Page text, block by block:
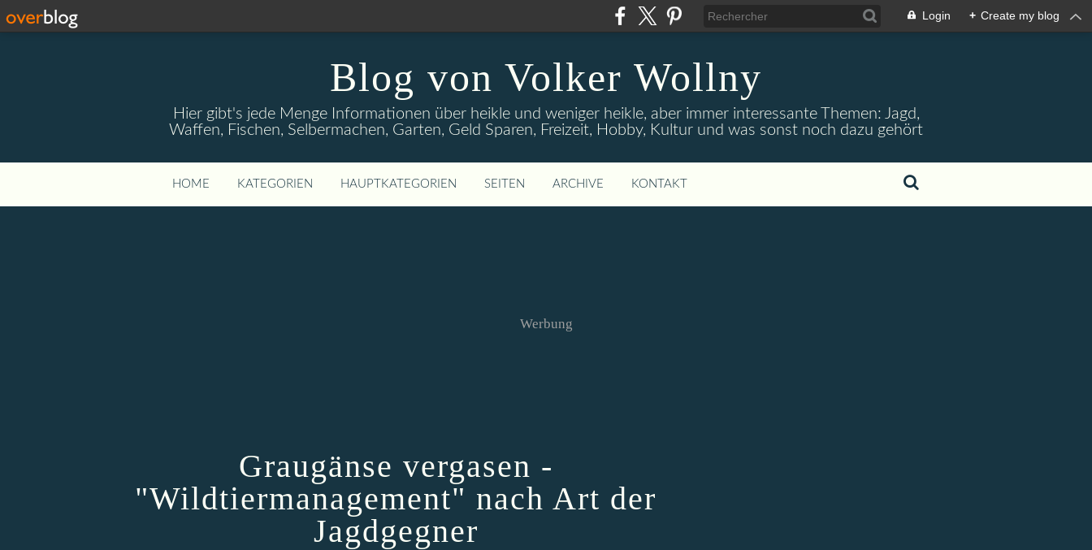
Login + Create my blog
Blog von Volker Wollny
Hier gibt's jede Menge Informationen über heikle und weniger heikle, aber immer interessante Themen: Jagd,
Waffen, Fischen, Selbermachen, Garten, Geld Sparen, Freizeit, Hobby, Kultur und was sonst noch dazu gehört
HOME KATEGORIEN HAUPTKATEGORIEN SEITEN ARCHIVE KONTAKT
Werbung
Graugänse vergasen -
"Wildtiermanagement" nach Art der
Jagdgegner